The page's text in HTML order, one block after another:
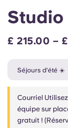
£ 215.00 –
Séjours d'été ☀️
Courriel
équipe sur
gratuit !